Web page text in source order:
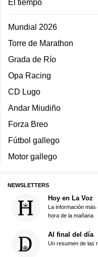
Mundial 2026
Torre de Marathon
Grada de Río
Opa Racing
CD Lugo
Andar Miudiño
Forza Breo
Fútbol gallego
Motor gallego
NEWSLETTERS
Hoy en La Voz
La información más
hora de la mañana
Al final del día
Un resumen de las